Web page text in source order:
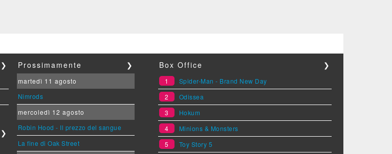
❯
❯
Prossimamente ❯
martedì 11 agosto
Nimrods
mercoledì 12 agosto
Robin Hood - Il prezzo del sangue
La fine di Oak Street
Box Office ❯
1
Spider-Man - Brand New Day
2
Odissea
3
Hokum
4
Minions & Monsters
5
Toy Story 5